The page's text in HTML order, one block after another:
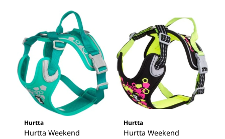
Hurtta
Hurtta Weekend
Hurtta
Hurtta Weekend